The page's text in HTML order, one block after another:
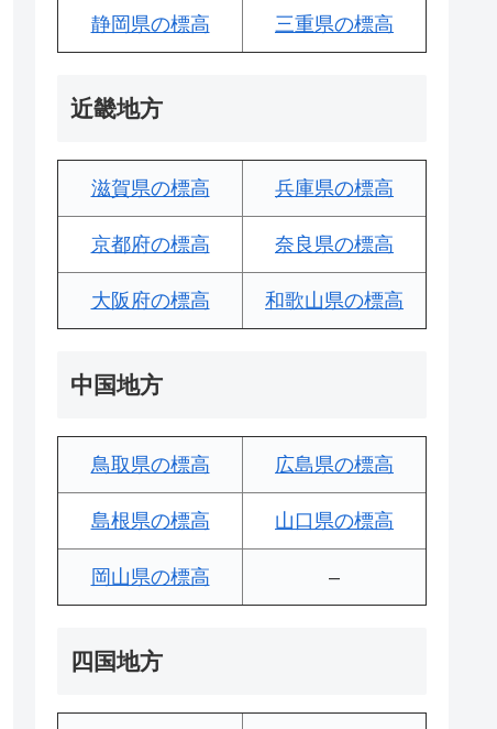
静岡県の標高 三重県の標高
近畿地方
滋賀県の標高 兵庫県の標高
京都府の標高 奈良県の標高
大阪府の標高 和歌山県の標高
中国地方
鳥取県の標高 広島県の標高
島根県の標高 山口県の標高
岡山県の標高 –
四国地方